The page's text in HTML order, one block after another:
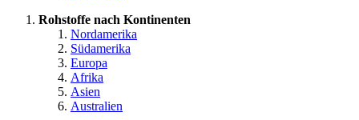
Rohstoffe nach Kontinenten
Nordamerika
Südamerika
Europa
Afrika
Asien
Australien